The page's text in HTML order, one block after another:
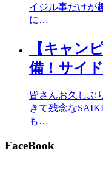
イジル事だけが
に…
【キャン
備！サイ
皆さんお久しぶ
きて残念な
も…
FaceBook